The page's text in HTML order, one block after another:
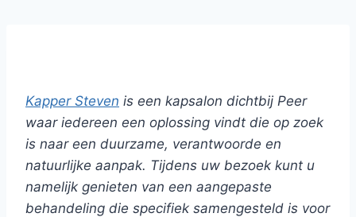
Kapper Steven is een kapsalon dichtbij Peer
waar iedereen een oplossing vindt die op zoek
is naar een duurzame, verantwoorde en
natuurlijke aanpak. Tijdens uw bezoek kunt u
namelijk genieten van een aangepaste
behandeling die specifiek samengesteld is voor